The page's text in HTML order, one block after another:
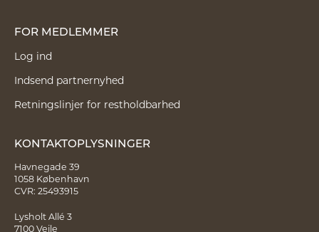
FOR MEDLEMMER
Log ind
Indsend partnernyhed
Retningslinjer for restholdbarhed
KONTAKTOPLYSNINGER
Havnegade 39
1058 København
CVR: 25493915
Lysholt Allé 3
7100 Vejle